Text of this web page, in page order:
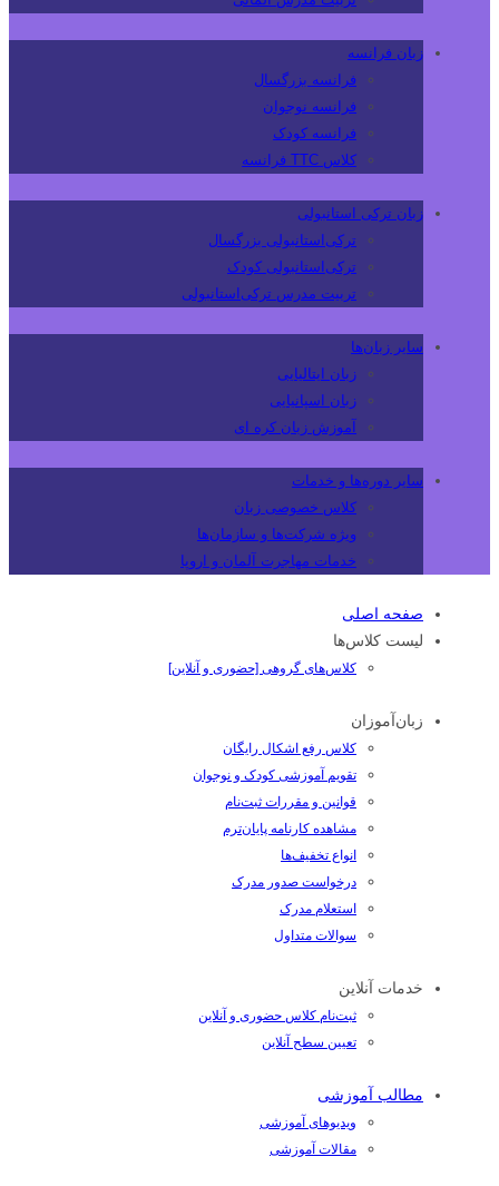
زبان فرانسه
فرانسه بزرگسال
فرانسه نوجوان
فرانسه کودک
کلاس TTC فرانسه
زبان ترکی استانبولی
ترکی‌استانبولی بزرگسال
ترکی‌استانبولی کودک
تربیت مدرس ترکی‌استانبولی
سایر زبان‌ها
زبان ایتالیایی
زبان اسپانیایی
آموزش زبان کره ای
سایر دوره‌ها و خدمات
کلاس خصوصی زبان
ویژه شرکت‌ها و سازمان‌ها
خدمات مهاجرت آلمان و اروپا
صفحه اصلی
لیست کلاس‌ها
کلاس‌های گروهی [حضوری و آنلاین]
زبان‌آموزان
کلاس رفع اشکال رایگان
تقویم آموزشی کودک و نوجوان
قوانین و مقررات ثبت‌نام
مشاهده کارنامه پایان‌ترم
انواع تخفیف‌ها
درخواست صدور مدرک
استعلام مدرک
سوالات متداول
خدمات آنلاین
ثبت‌نام کلاس حضوری و آنلاین
تعیین سطح آنلاین
مطالب آموزشی
ویدیوهای آموزشی
مقالات آموزشی